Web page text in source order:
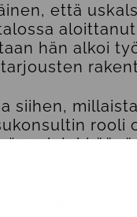
että
hän alkoi
siihen,
rooli
sana